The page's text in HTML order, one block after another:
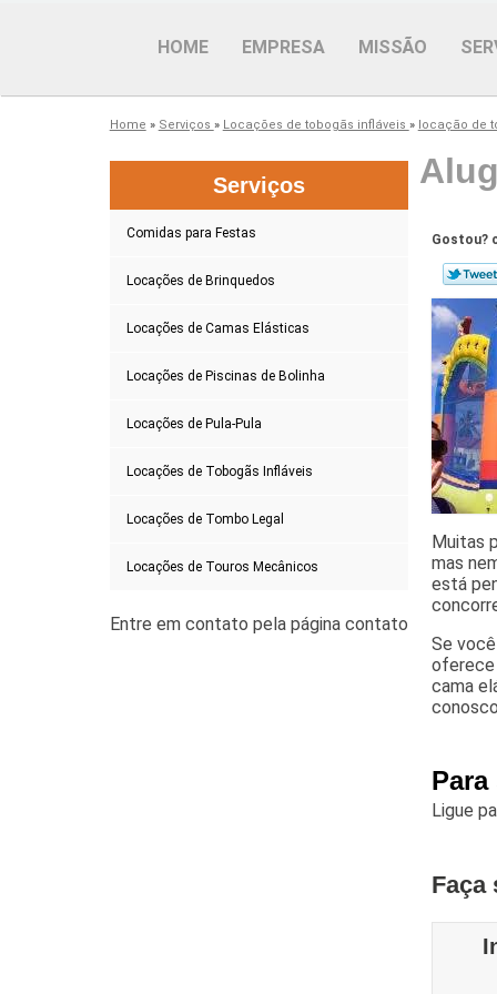
HOME EMPRESA MISSÃO
Home » Serviços » Locações de tobogãs infláveis » locação de
Serviços
Comidas para Festas
Locações de Brinquedos
Locações de Camas Elásticas
Locações de Piscinas de Bolinha
Locações de Pula-Pula
Locações de Tobogãs Infláveis
Locações de Tombo Legal
Locações de Touros Mecânicos
Gostou?
Muitas
mas
está
Se
oferece
cama
Ligue
Faça